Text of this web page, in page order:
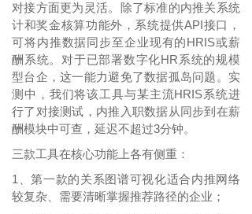
对接方面更为灵活。除了标准的内推关系统
计和奖金核算功能外，系统提供API接口，
可将内推数据同步至企业现有的HRIS或薪
酬系统。对于已部署数字化HR系统的规模
型台企，这一能力避免了数据孤岛问题。实
测中，我们将该工具与某主流HRIS系统进
行了对接测试，内推入职数据从同步到在薪
酬模块中可查，延迟不超过3分钟。
三款工具在核心功能上各有侧重：
1、第一款的关系图谱可视化适合内推网络
较复杂、需要清晰掌握推荐路径的企业；